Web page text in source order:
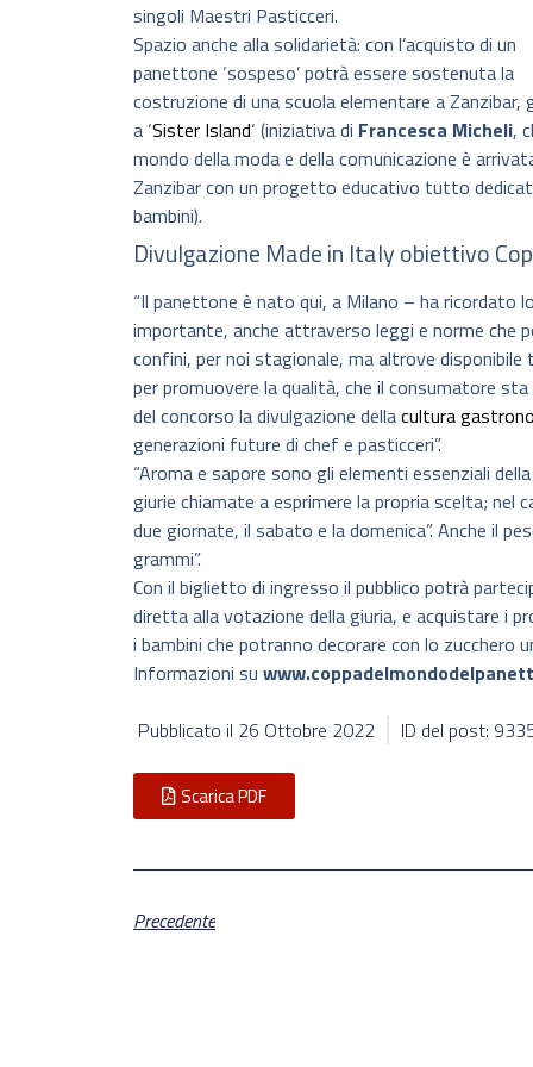
singoli Maestri Pasticceri.
Spazio anche alla solidarietà: con l’acquisto di un
panettone ‘sospeso’ potrà essere sostenuta la
costruzione di una scuola elementare a Zanzibar,
a ‘Sister Island‘ (iniziativa di Francesca Micheli,
mondo della moda e della comunicazione è
Zanzibar con un progetto educativo tutto
bambini).
Divulgazione Made in Italy obiettivo
“Il panettone è nato qui, a Milano – ha ricordato
importante, anche attraverso leggi e norme che
confini, per noi stagionale, ma altrove
per promuovere la qualità, che il consumatore
del concorso la divulgazione dellacultura
generazioni future di chef e pasticceri”.
“Aroma e sapore sono gli elementi essenziali
giurie chiamate a esprimere la propria scelta;
due giornate, il sabato e la domenica”. Anche il
grammi”.
Con il biglietto di ingresso il pubblico potrà
diretta alla votazione della giuria, e acquistare i
i bambini che potranno decorare con lo zucchero
Informazioni su
Pubblicato il 26 Ottobre 2022 ID del post:
Scarica PDF
Precedente